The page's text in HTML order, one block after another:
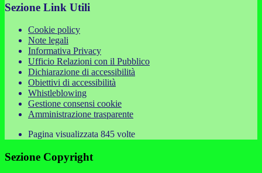
Sezione Link Utili
Cookie policy
Note legali
Informativa Privacy
Ufficio Relazioni con il Pubblico
Dichiarazione di accessibilità
Obiettivi di accessibilità
Whistleblowing
Gestione consensi cookie
Amministrazione trasparente
Pagina visualizzata 845 volte
Sezione Copyright